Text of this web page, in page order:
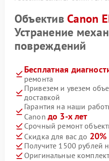
Объектив Canon
Устранение
повреждений
Бесплатная
ремонта
Привезем и увезем
доставкой
Гарантия на наши
Canon до 3-х лет
Срочный ремонт
Скидка для вас до 20%
Получите 1500 рублей
Оригинальные